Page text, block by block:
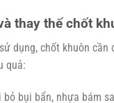
thay thế chốt
dụng, chốt khuôn cần
quả:
bỏ bụi bẩn, nhựa bám